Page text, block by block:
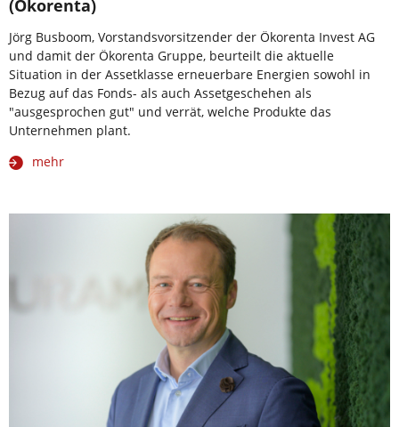
(Ökorenta)
Jörg Busboom, Vorstandsvorsitzender der Ökorenta Invest AG
und damit der Ökorenta Gruppe, beurteilt die aktuelle
Situation in der Assetklasse erneuerbare Energien sowohl in
Bezug auf das Fonds- als auch Assetgeschehen als
"ausgesprochen gut" und verrät, welche Produkte das
Unternehmen plant.
mehr